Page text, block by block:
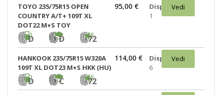
TOYO 235/75R15 OPEN
COUNTRY A/T+ 109T XL
DOT22 M+S TOY
D D 72
95,00 €
Disponibili:
1
Vedi
HANKOOK 235/75R15 W320A
109T XL DOT23 M+S HKK (HU)
D C 72
114,00 €
Disponibili:
6
Vedi